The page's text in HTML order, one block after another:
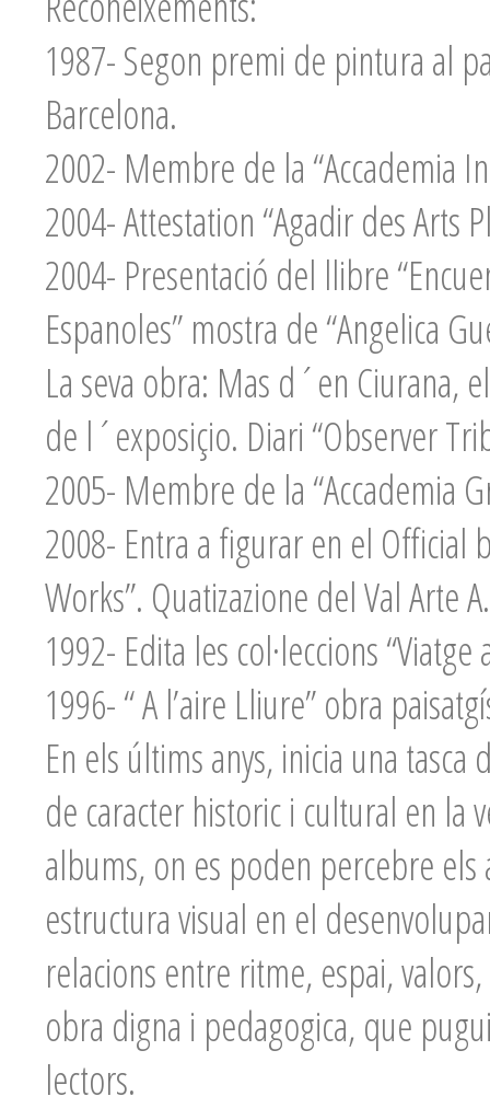
1987- Segon premi de pintura al
Barcelona.
2002- Membre de la “Accademia
2004- Attestation “Agadir des Arts
2004- Presentació del llibre
Espanoles” mostra de “Angelica
La seva obra: Mas d´en Ciurana,
de l´exposiçio. Diari “Observer
2005- Membre de la “Accademia
2008- Entra a figurar en el Official
Works”. Quatizazione del Val Arte
1992- Edita les col·leccions
1996- “ A l’aire Lliure” obra
En els últims anys, inicia una
de caracter historic i cultural en la
albums, on es poden percebre els
estructura visual en el
relacions entre ritme, espai,
obra digna i pedagogica, que
lectors.